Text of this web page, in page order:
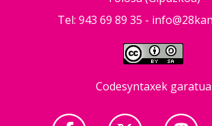
Tel: 943 69 89 35 -
Codesyntaxek garatua